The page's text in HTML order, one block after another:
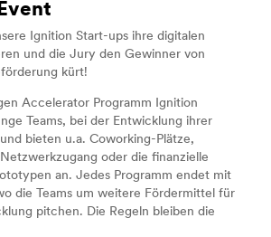
Ignition Start-ups ihre digitalen
und die Jury den Gewinner von
kürt!
Accelerator Programm Ignition
Teams, bei der Entwicklung ihrer
bieten u.a. Coworking-Plätze,
oder die finanzielle
an. Jedes Programm endet mit
die Teams um weitere Fördermittel für
pitchen. Die Regeln bleiben die